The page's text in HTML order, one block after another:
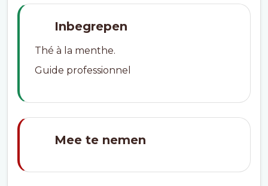
Inbegrepen
Thé à la menthe.
Guide professionnel
Mee te nemen